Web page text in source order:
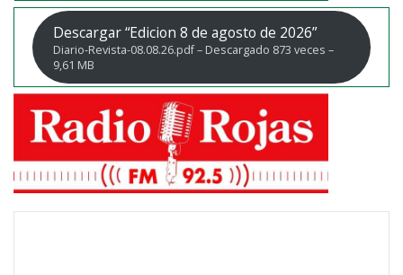
Descargar “Edicion 8 de agosto de 2026”
Diario-Revista-08.08.26.pdf – Descargado 873 veces –
9,61 MB